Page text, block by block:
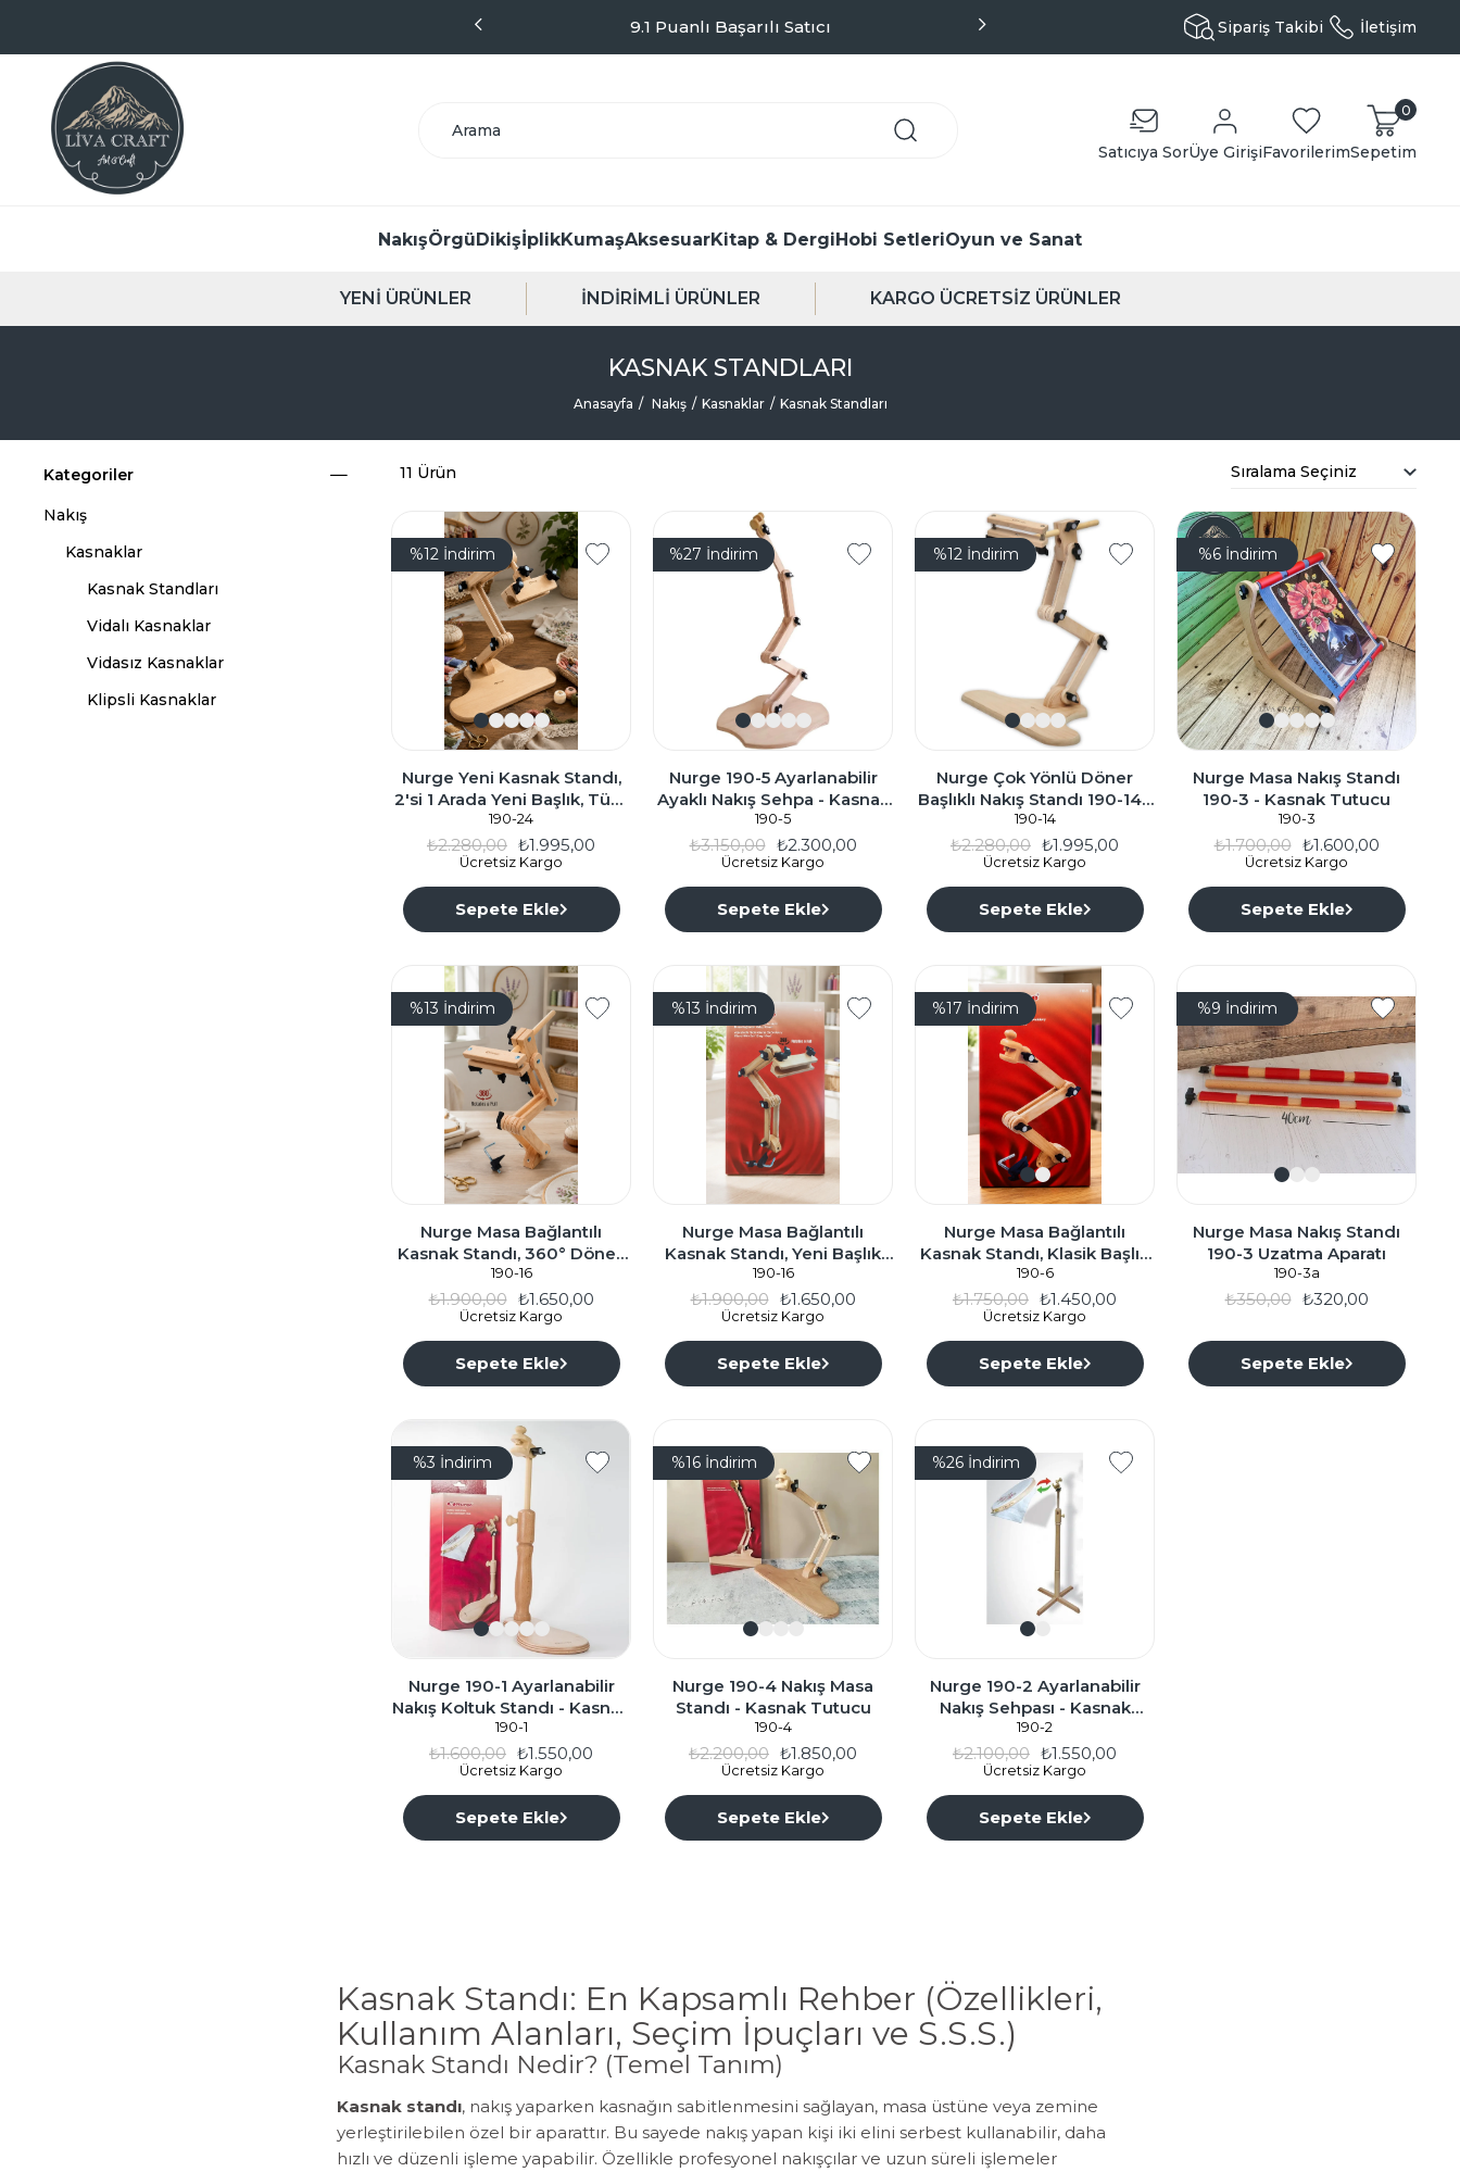
Kargo Sadece 99TL - Kapıda Ödeme Seçeneği Aynı Gün Kargo - Özenli Paketleme
Sipariş Takibi İletişim
Satıcıya SorÜye GirişiFavorilerimSepetim
0
NakışÖrgüDikişİplikKumaşAksesuarKitap & DergiHobi SetleriOyun ve Sanat
YENİ ÜRÜNLER İNDİRİMLİ ÜRÜNLER KARGO ÜCRETSİZ ÜRÜNLER
KASNAK STANDLARI
Anasayfa Nakış Kasnaklar Kasnak Standları
Kategoriler
Nakış
Kasnaklar
Kasnak Standları
Vidalı Kasnaklar
Vidasız Kasnaklar
Klipsli Kasnaklar
11 Ürün
Nurge Yeni Kasnak Standı,
2'si 1 Arada Yeni Başlık, Tüm
Kasnaklara Uyumlu 190-24
190-24
₺1.995,00
₺2.280,00
Ücretsiz Kargo
Sepete Ekle
%12 İndirim
Nurge 190-5 Ayarlanabilir
Ayaklı Nakış Sehpa - Kasnak
Tutucu
190-5
₺2.300,00
₺3.150,00
Ücretsiz Kargo
Sepete Ekle
%27 İndirim
Nurge Çok Yönlü Döner
Başlıklı Nakış Standı 190-14 -
Kasnak Tutucu
190-14
₺1.995,00
₺2.280,00
Ücretsiz Kargo
Sepete Ekle
%12 İndirim
Nurge Masa Nakış Standı
190-3 - Kasnak Tutucu
190-3
₺1.600,00
₺1.700,00
Ücretsiz Kargo
Sepete Ekle
%6 İndirim
Nurge Masa Bağlantılı
Kasnak Standı, 360° Döner,
Kalın Kasnak Tutabilir 190-16
190-16
₺1.650,00
₺1.900,00
Ücretsiz Kargo
Sepete Ekle
%13 İndirim
Nurge Masa Bağlantılı
Kasnak Standı, Yeni Başlık
Boru Kasnaklara Uyumlu
360° Döner 190-26
190-16
₺1.650,00
₺1.900,00
Ücretsiz Kargo
Sepete Ekle
%13 İndirim
Nurge Masa Bağlantılı
Kasnak Standı, Klasik Başlık
8-16mm Kasnaklara Kadar
Uyumlu 190-6
190-6
₺1.450,00
₺1.750,00
Ücretsiz Kargo
Sepete Ekle
%17 İndirim
Nurge Masa Nakış Standı
190-3 Uzatma Aparatı
190-3a
₺320,00
₺350,00
Sepete Ekle
%9 İndirim
Nurge 190-1 Ayarlanabilir
Nakış Koltuk Standı - Kasnak
Tutucu
190-1
₺1.550,00
₺1.600,00
Ücretsiz Kargo
Sepete Ekle
%3 İndirim
Nurge 190-4 Nakış Masa
Standı - Kasnak Tutucu
190-4
₺1.850,00
₺2.200,00
Ücretsiz Kargo
Sepete Ekle
%16 İndirim
Nurge 190-2 Ayarlanabilir
Nakış Sehpası - Kasnak
Tutucu
190-2
₺1.550,00
₺2.100,00
Ücretsiz Kargo
Sepete Ekle
%26 İndirim
Kasnak Standı: En Kapsamlı Rehber (Özellikleri,
Kullanım Alanları, Seçim İpuçları ve S.S.S.)
Kasnak Standı Nedir? (Temel Tanım)
Kasnak standı, nakış yaparken kasnağın sabitlenmesini sağlayan, masa üstüne veya zemine
yerleştirilebilen özel bir aparattır. Bu sayede nakış yapan kişi iki elini serbest kullanabilir, daha
hızlı ve düzenli işleme yapabilir. Özellikle profesyonel nakışçılar ve uzun süreli işlemeler